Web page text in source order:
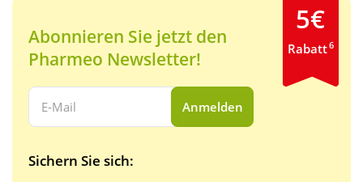
Abonnieren Sie jetzt den
Pharmeo Newsletter!
Ihre E-Mail Adresse:
Anmelden
Sichern Sie sich:
5€
Rabatt6